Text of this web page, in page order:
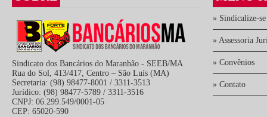
Sindicato dos Bancários do Maranhão - SEEB/MA
Rua do Sol, 413/417, Centro – São Luís (MA)
Secretaria: (98) 98477-8001 / 3311-3513
Jurídico: (98) 98477-5789 / 3311-3516
CNPJ: 06.299.549/0001-05
CEP: 65020-590
» Sindicalize-se
» Assessoria
» Convênios
» Contato